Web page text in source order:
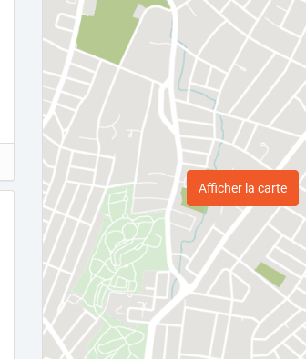
Afficher la carte